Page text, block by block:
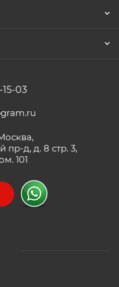
03
пр-д, д. 8 стр. 3,
101